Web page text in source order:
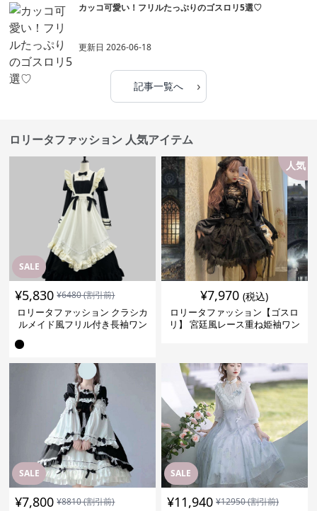
カッコ可愛い！フリルたっぷりのゴスロリ5選♡
更新日2026-06-18
記事一覧へ ›
ロリータファッション 人気アイテム
SALE
¥5,830 ¥6480(割引前)
ロリータファッション クラシカ
ルメイド風フリル付き長袖ワン
人気
¥7,970 (税込)
ロリータファッション【ゴスロ
リ】 宮廷風レース重ね姫袖ワン
SALE
¥7,800 ¥8810(割引前)
SALE
¥11,940 ¥12950(割引前)